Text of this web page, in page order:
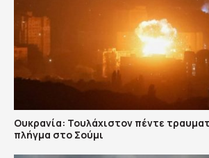
Ουκρανία: Τουλάχιστον πέντε
πλήγμα στο Σούμι